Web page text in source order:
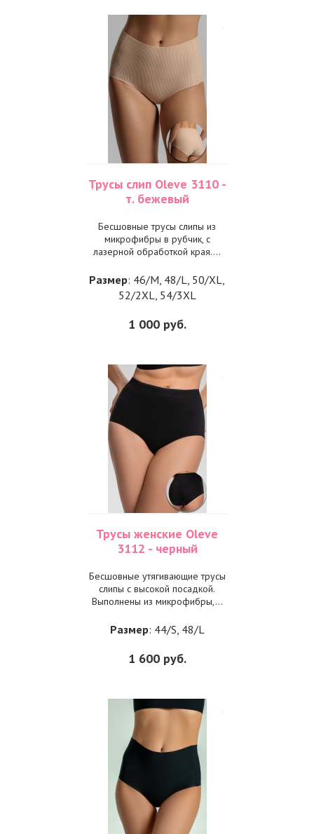
Трусы слип Oleve 3110 -
т. бежевый
Бесшовные трусы слипы из
микрофибры в рубчик, с
лазерной обработкой края....
Размер: 46/M, 48/L, 50/XL,
52/2XL, 54/3XL
1 000руб.
Трусы женские Oleve
3112 - черный
Бесшовные утягивающие трусы
слипы с высокой посадкой.
Выполнены из микрофибры,...
Размер: 44/S, 48/L
1 600руб.